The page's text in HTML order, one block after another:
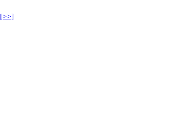
[>>]